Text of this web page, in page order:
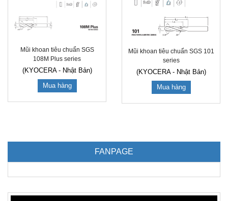
Mũi khoan tiêu chuẩn SGS
108M Plus series
(KYOCERA - Nhật Bản)
Mua hàng
Mũi khoan tiêu chuẩn SGS 101
series
(KYOCERA - Nhật Bản)
Mua hàng
FANPAGE